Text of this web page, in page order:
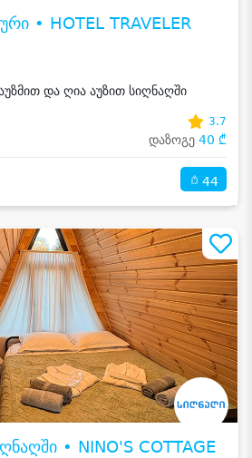
• HOTEL TRAVELER
და ღია აუზით სიღნაღში
3.7
დაზოგე 40 ₾
44
• NINO'S COTTAGE